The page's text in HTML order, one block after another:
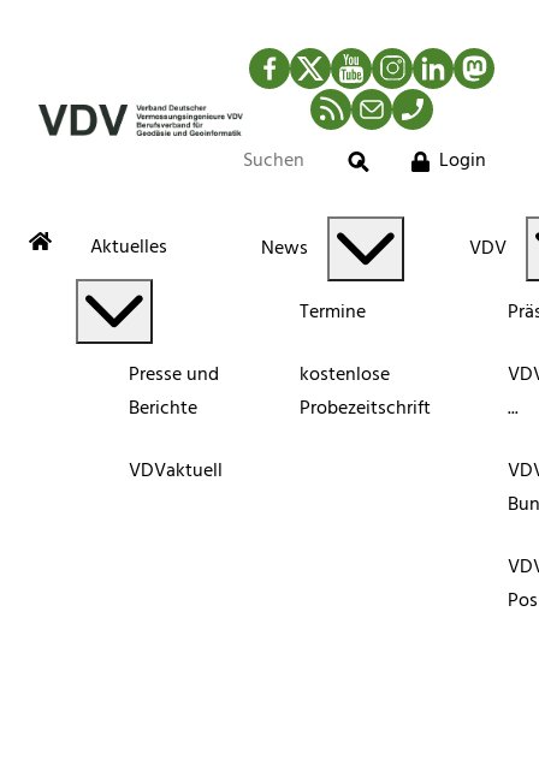
Facebook
TwitterYouTubeInstagram
LinkedIn
RSS-Newsfeed
MailTelefon
Suche
Login
Aktuelles
Presse und
Berichte
VDVaktuell
News
Termine
kostenlose
Probezeitschrift
VDV
...